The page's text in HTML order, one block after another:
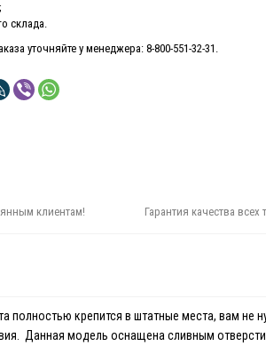
склада.
уточняйте у менеджера: 8-800-551-32-31.
клиентам! Гарантия качества всех
полностью крепится в штатные места, вам не
Данная модель оснащена сливным